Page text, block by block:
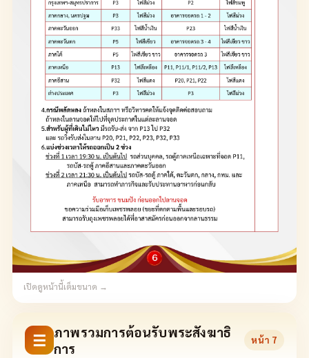
เปิดดูหน้านี้เต็มขนาด →
☰ ภาพรวมการต้อนรับพระสังฆาธิ
การ
หน้า 7